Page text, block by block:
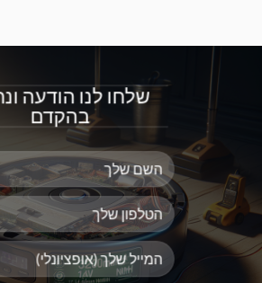
שלחו לנו הודעה
בהקדם